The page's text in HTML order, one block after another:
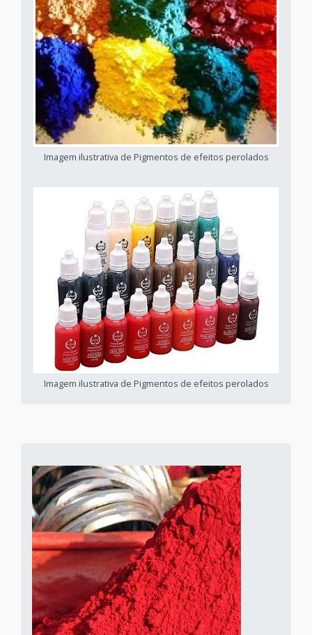
Imagem ilustrativa de Pigmentos de efeitos perolados
Imagem ilustrativa de Pigmentos de efeitos perolados